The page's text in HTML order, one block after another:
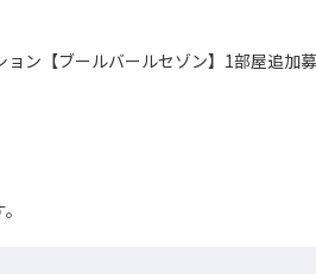
【ブールバールセゾン】1部屋追加募